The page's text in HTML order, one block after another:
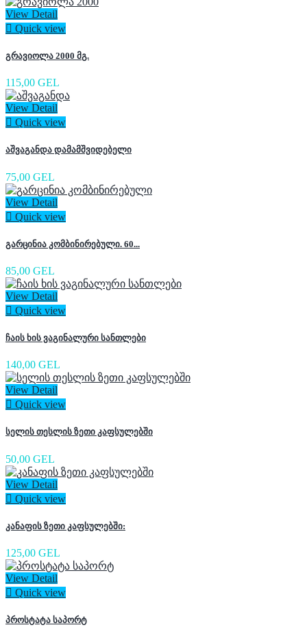
View Detail
 Quick view
გრავიოლა 2000 მგ.
115,00 GEL
View Detail
 Quick view
აშვაგანდა დამამშვიდებელი
75,00 GEL
View Detail
 Quick view
გარცინია კომბინირებული. 60...
85,00 GEL
View Detail
 Quick view
ჩაის ხის ვაგინალური სანთლები
140,00 GEL
View Detail
 Quick view
სელის თესლის ზეთი კაფსულებში
50,00 GEL
View Detail
 Quick view
კანაფის ზეთი კაფსულებში:
125,00 GEL
View Detail
 Quick view
პროსტატა საპორტ